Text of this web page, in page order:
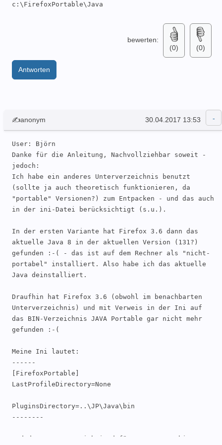
c:\FirefoxPortable\Java
Dann im Verzeichnis c:\FirefoxPortable wie oben
beschrieben die FirefoxPortable.ini erzeugen. Hier
wird dann der Pfad zu Java hinterlegt und die
Firefox Version auf 32 Bit fest eingestellt
(Firefox Portable  gibt's nämlich nur als Kombi
32/64 Bit zu Download)
AlwaysUse32Bit=true
AllowMultipleInstances=true
DisableSplashScreen=true
Jetzt muss noch Java Portable angepasst werden.
Hier in den Ordner
C":\FirefoxPortable\Java\bin\plugin2" wechseln und
die Datei npjp2.dll in den Ordner
Jetzt sollte unter der Firefox Add-ons-Verwaltung
das Plugin "Java(TM) Platform SE ###" mit drin
sein.
Falls das Java Deployment Toolkit als Plugin noch
C":\FirefoxPortable\Java\bin\dtplugin" ebenfalls in
den Ordner "D:\FirefoxPortable\Java\bin\"
verschieben.
mit den Dateipfaden nicht bzw. wurde die dll´s
nicht richtig verschoben.
Bei Gelegenheit kannst du deine Anleitung ja mala
Gruß
bewerten:
(0)
(0)
Antworten
✍anonym 30.04.2017 13:53
User: Björn
Danke für die Anleitung, Nachvollziehbar soweit -
jedoch:
Ich habe ein anderes Unterverzeichnis benutzt
(sollte ja auch theoretisch funktionieren, da
"portable" Versionen?) zum Entpacken - und das auch
in der ini-Datei berücksichtigt (s.u.).
In der ersten Variante hat Firefox 3.6 dann das
aktuelle Java 8 in der aktuellen Version (131?)
gefunden :-( - das ist auf dem Rechner als "nicht-
portabel" installiert. Also habe ich das aktuelle
Java deinstalliert.
Draufhin hat Firefox 3.6 (obwohl im benachbarten
Unterverzeichnis) und mit Verweis in der Ini auf
das BIN-Verzeichnis JAVA Portable gar nicht mehr
gefunden :-(
Meine Ini lautet:
------
[FirefoxPortable]
LastProfileDirectory=None
PluginsDirectory=..\JP\Java\bin
--------
Und das Unterverzeichnis dafür D:\JP\Java\bin